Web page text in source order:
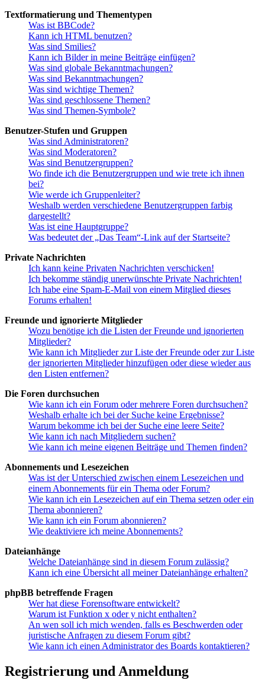
Textformatierung und Thementypen
Was ist BBCode?
Kann ich HTML benutzen?
Was sind Smilies?
Kann ich Bilder in meine Beiträge einfügen?
Was sind globale Bekanntmachungen?
Was sind Bekanntmachungen?
Was sind wichtige Themen?
Was sind geschlossene Themen?
Was sind Themen-Symbole?
Benutzer-Stufen und Gruppen
Was sind Administratoren?
Was sind Moderatoren?
Was sind Benutzergruppen?
Wo finde ich die Benutzergruppen und wie trete ich ihnen
bei?
Wie werde ich Gruppenleiter?
Weshalb werden verschiedene Benutzergruppen farbig
dargestellt?
Was ist eine Hauptgruppe?
Was bedeutet der „Das Team“-Link auf der Startseite?
Private Nachrichten
Ich kann keine Privaten Nachrichten verschicken!
Ich bekomme ständig unerwünschte Private Nachrichten!
Ich habe eine Spam-E-Mail von einem Mitglied dieses
Forums erhalten!
Freunde und ignorierte Mitglieder
Wozu benötige ich die Listen der Freunde und ignorierten
Mitglieder?
Wie kann ich Mitglieder zur Liste der Freunde oder zur Liste
der ignorierten Mitglieder hinzufügen oder diese wieder aus
den Listen entfernen?
Die Foren durchsuchen
Wie kann ich ein Forum oder mehrere Foren durchsuchen?
Weshalb erhalte ich bei der Suche keine Ergebnisse?
Warum bekomme ich bei der Suche eine leere Seite?
Wie kann ich nach Mitgliedern suchen?
Wie kann ich meine eigenen Beiträge und Themen finden?
Abonnements und Lesezeichen
Was ist der Unterschied zwischen einem Lesezeichen und
einem Abonnements für ein Thema oder Forum?
Wie kann ich ein Lesezeichen auf ein Thema setzen oder ein
Thema abonnieren?
Wie kann ich ein Forum abonnieren?
Wie deaktiviere ich meine Abonnements?
Dateianhänge
Welche Dateianhänge sind in diesem Forum zulässig?
Kann ich eine Übersicht all meiner Dateianhänge erhalten?
phpBB betreffende Fragen
Wer hat diese Forensoftware entwickelt?
Warum ist Funktion x oder y nicht enthalten?
An wen soll ich mich wenden, falls es Beschwerden oder
juristische Anfragen zu diesem Forum gibt?
Wie kann ich einen Administrator des Boards kontaktieren?
Registrierung und Anmeldung